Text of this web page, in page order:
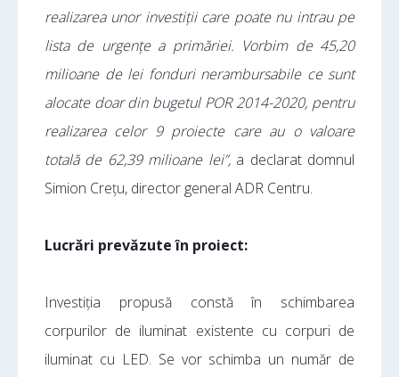
realizarea unor investiții care poate nu intrau pe
lista de urgențe a primăriei. Vorbim de 45,20
milioane de lei fonduri nerambursabile ce sunt
alocate doar din bugetul POR 2014-2020, pentru
realizarea celor 9 proiecte care au o valoare
totală de 62,39 milioane lei”,a declarat domnul
Simion Crețu, director general ADR Centru.
Lucrări prevăzute în proiect:
Investiția propusă constă în schimbarea
corpurilor de iluminat existente cu corpuri de
iluminat cu LED. Se vor schimba un număr de